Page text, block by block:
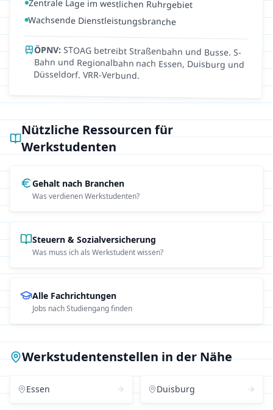
Zentrale Lage im westlichen Ruhrgebiet
Wachsende Dienstleistungsbranche
ÖPNV: STOAG betreibt Straßenbahn und Busse. S-
Bahn und Regionalbahn nach Essen, Duisburg und
Düsseldorf. VRR-Verbund.
Nützliche Ressourcen für
Werkstudenten
Gehalt nach Branchen
Was verdienen Werkstudenten?
Steuern & Sozialversicherung
Was muss ich als Werkstudent wissen?
Alle Fachrichtungen
Jobs nach Studiengang finden
Werkstudentenstellen in der Nähe
Essen Duisburg